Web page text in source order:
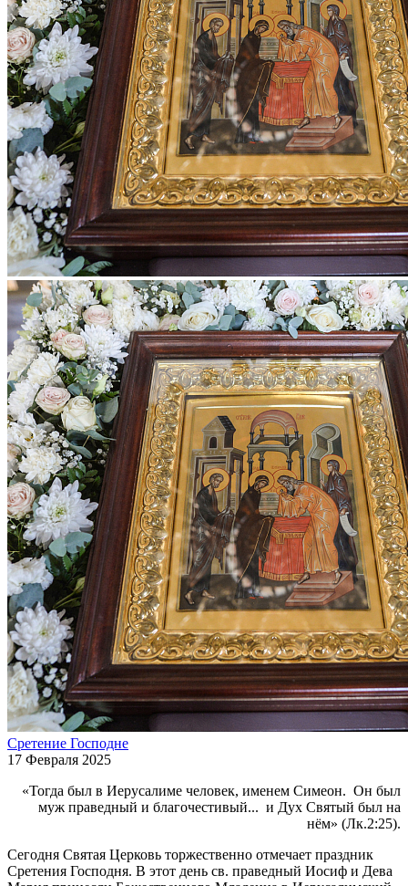
Сретение Господне
17 Февраля 2025
«Тогда был в Иерусалиме человек, именем Симеон. Он был
муж праведный и благочестивый... и Дух Святый был на
нём» (Лк.2:25).
Сегодня Святая Церковь торжественно отмечает праздник
Сретения Господня. В этот день св. праведный Иосиф и Дева